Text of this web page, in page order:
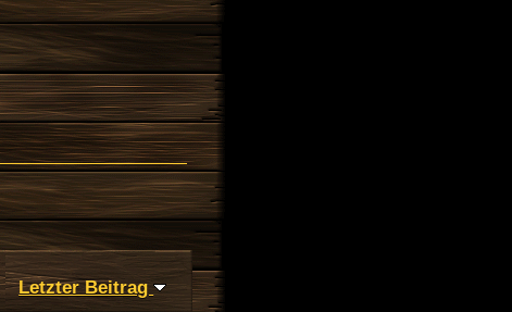
Letzter Beitrag